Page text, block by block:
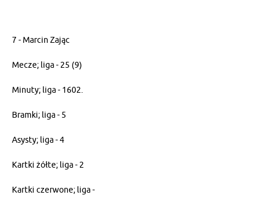
7 - Marcin Zając
Mecze; liga - 25 (9)
Minuty; liga - 1602.
Bramki; liga - 5
Asysty; liga - 4
Kartki żółte; liga - 2
Kartki czerwone; liga -